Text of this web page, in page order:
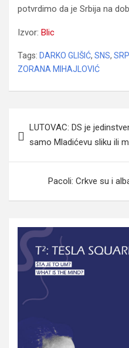
potvrdimo da je Srbija na
Izvor: Blic
Tags: DARKO GLIŠIĆ, SNS,
ZORANA MIHAJLOVIĆ
članaka
LUTOVAC: DS je
samo Mladićevu sliku ili
Pacoli: Crkve su i